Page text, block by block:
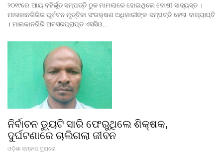
୨୦୧୯ରେ ଆୟ ବହିର୍ଭୂତ ସମ୍ପତ୍ତି ଠୁଳ ମାମଲାରେ ହୋଇଥିଲେ ଦୋଷୀ ସାବ୍ୟସ୍ତ ।
ମାଲକାନଗିରିର ପୂର୍ବତନ ମୃତ୍ତିକା ସଂରକ୍ଷଣ ଅଧିକାରୀଙ୍କ ସମ୍ପତ୍ତି ହେଲା ବାଜ୍ୟାପ୍ତି
। ମାଲକାନଗିରି ଅବସରପ୍ରାପ୍ତ ଏସସିଓ…
ନିର୍ବାଚନ ଡ୍ୟୁଟି ସାରି ଫେରୁଥିଲେ ଶିକ୍ଷକ,
ଦୁର୍ଘଟଣାରେ ଚାଲିଗଲା ଜୀବନ
ଓଡ଼ିଶା ସମ୍ବାଦ ବ୍ୟୁରୋ